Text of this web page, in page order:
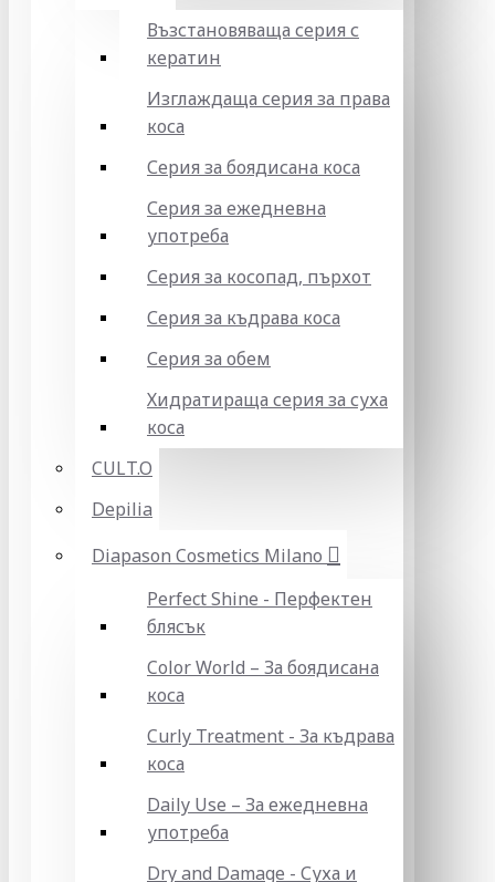
Възстановяваща серия с
кератин
Изглаждаща серия за права
коса
Серия за боядисана коса
Серия за ежедневна
употреба
Серия за косопад, пърхот
Серия за къдрава коса
Серия за обем
Хидратираща серия за суха
коса
CULT.O
Depilia
Diapason Cosmetics Milano
Perfect Shine - Перфектен
блясък
Color World – За боядисана
коса
Curly Treatment - За къдрава
коса
Daily Use – За ежедневна
употреба
Dry and Damage - Суха и